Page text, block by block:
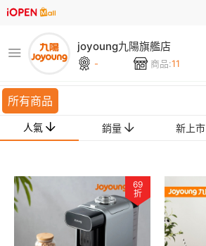
joyoung九陽旗艦店
- 商品:11
所有商品
人氣 銷量 新上市
69
折